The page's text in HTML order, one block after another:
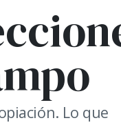
Lo que